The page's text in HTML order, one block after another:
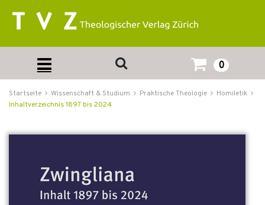
0
Startseite Wissenschaft & Studium Praktische Theologie
Homiletik
Inhaltverzeichnis 1897 bis 2024